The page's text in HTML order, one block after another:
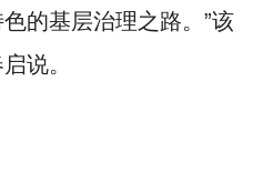
的基层治理之路。”该
说。